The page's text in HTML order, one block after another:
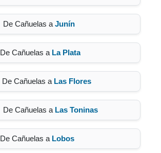
De Cañuelas a Junín
De Cañuelas a La Plata
De Cañuelas a Las Flores
De Cañuelas a Las Toninas
De Cañuelas a Lobos